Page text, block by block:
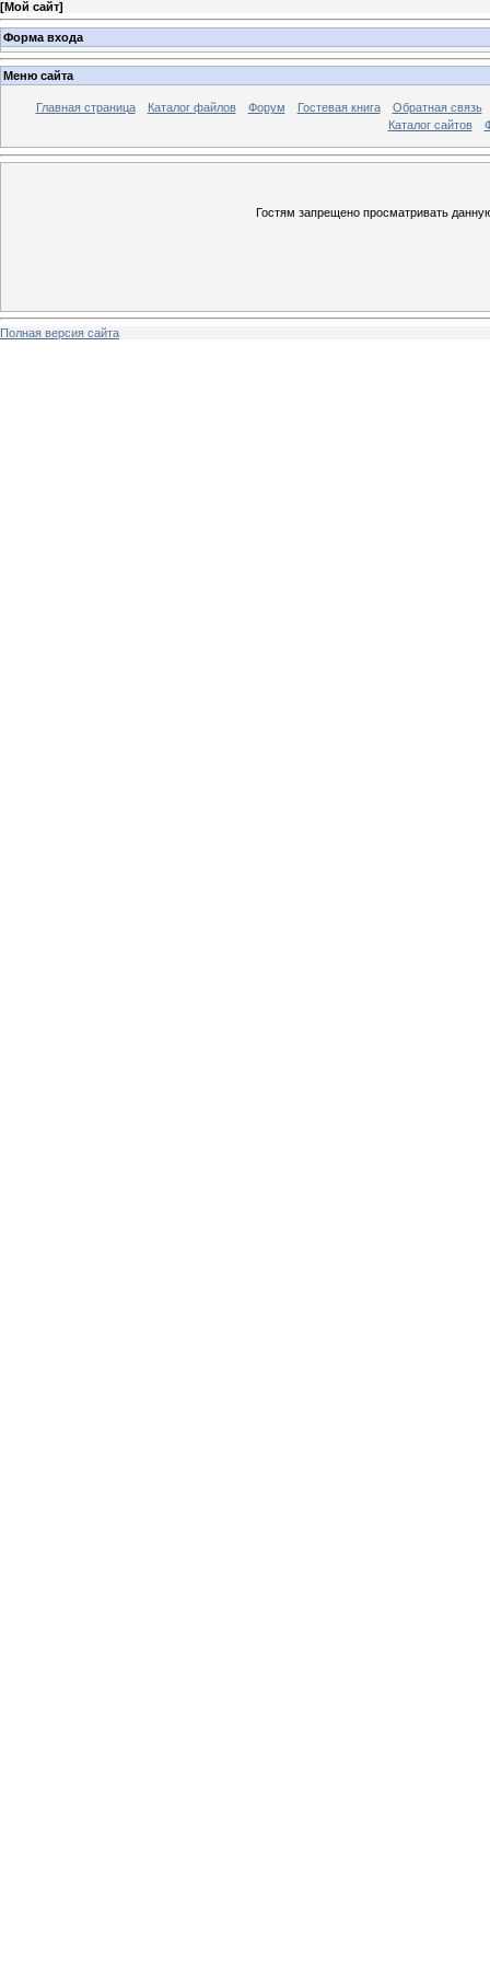
[Мой сайт]
Форма входа
Меню сайта
Главная страница Каталог файлов Форум Гостевая книга
Обратная связь
Каталог сайтов
Гостям запрещено просматривать
Полная версия сайта